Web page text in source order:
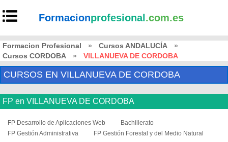
Formacionprofesional .com.es
Formacion Profesional » Cursos ANDALUCÍA
»
Cursos CORDOBA
» VILLANUEVA DE CORDOBA
CURSOS EN VILLANUEVA DE CORDOBA
FP en VILLANUEVA DE CORDOBA
FP Desarrollo de Aplicaciones Web
Bachillerato
FP Gestión Administrativa
FP Gestión Forestal y del Medio Natural